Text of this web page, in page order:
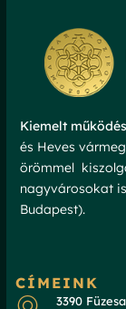
Kiemelt
és Heves
örömmel
nagyvárosokat
Budapest).
CÍMEINK
3390